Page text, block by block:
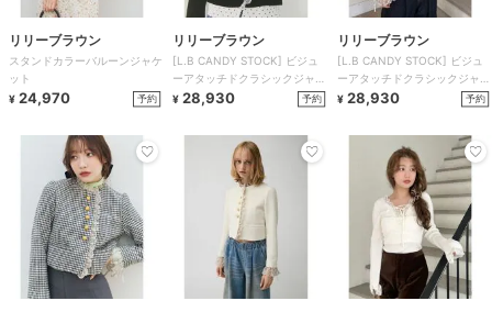
リリーブラウン
スタンドカラーバルーンジャケ
ット
¥ 24,970 予約
リリーブラウン
[L.B CANDY STOCK] ビジュ
ーアタッチドクラシックジャケ
ット
¥ 28,930 予約
リリーブラウン
[L.B CANDY STOCK] ビジュ
ーアタッチドクラシックジャケ
ット
¥ 28,930 予約